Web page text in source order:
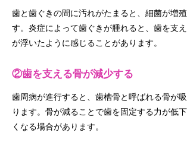
歯と歯ぐきの間に汚れがたまると、細菌が増
す。炎症によって歯ぐきが腫れると、歯を支
が浮いたように感じることがあります。
②歯を支える骨が減少する
歯周病が進行すると、歯槽骨と呼ばれる骨が
ります。骨が減ることで歯を固定する力が低
くなる場合があります。